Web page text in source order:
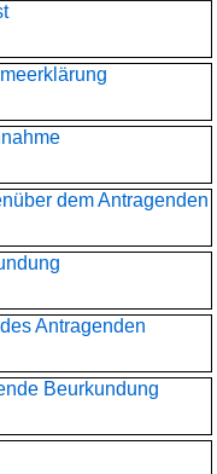
dem Antragenden
Antragenden
Beurkundung